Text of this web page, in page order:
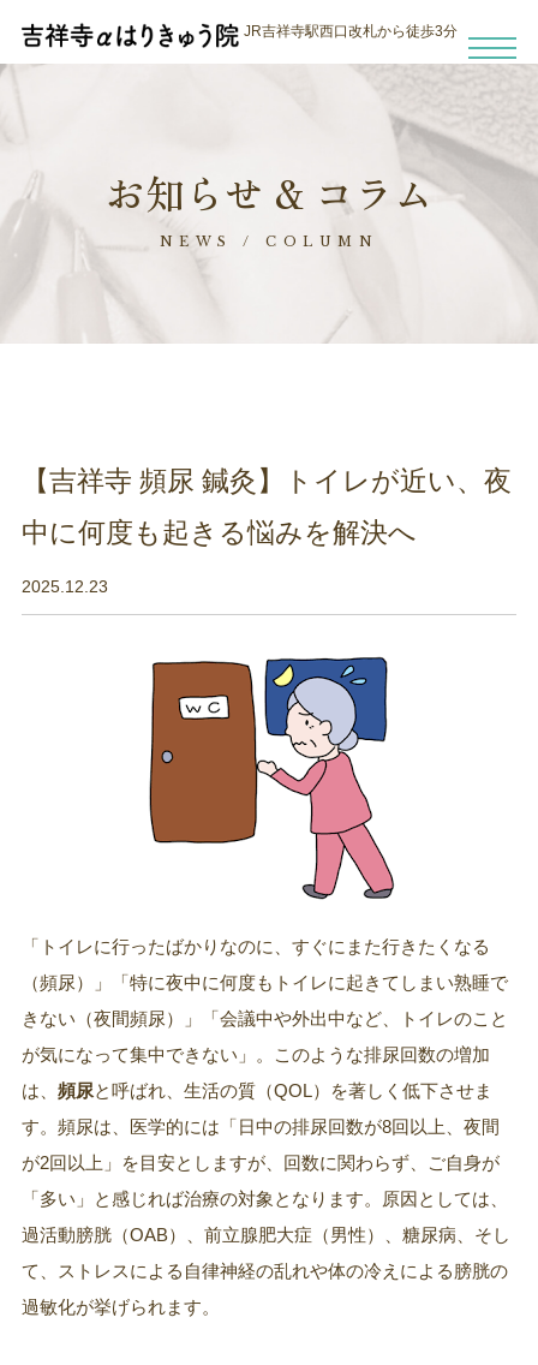
JR吉祥寺駅西口改札から徒歩3分
お知らせ & コラム
NEWS / COLUMN
【吉祥寺 頻尿 鍼灸】トイレが近い、夜
中に何度も起きる悩みを解決へ
2025.12.23
「トイレに行ったばかりなのに、すぐにまた行きたくなる
（頻尿）」「特に夜中に何度もトイレに起きてしまい熟睡で
きない（夜間頻尿）」「会議中や外出中など、トイレのこと
が気になって集中できない」。このような排尿回数の増加
は、 頻尿と呼ばれ、生活の質（QOL）を著しく低下させま
す。頻尿は、医学的には「日中の排尿回数が8回以上、夜間
が2回以上」を目安としますが、回数に関わらず、ご自身が
「多い」と感じれば治療の対象となります。原因としては、
過活動膀胱（OAB）、前立腺肥大症（男性）、糖尿病、そし
て、ストレスによる自律神経の乱れや体の冷えによる膀胱の
過敏化が挙げられます。